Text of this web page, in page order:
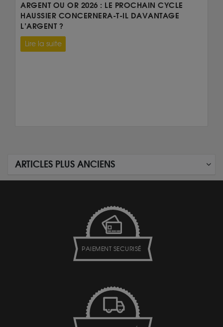
ARGENT OU OR 2026 : LE PROCHAIN CYCLE
HAUSSIER CONCERNERA-T-IL DAVANTAGE
L’ARGENT ?
Lire la suite
ARTICLES PLUS ANCIENS
PAIEMENT SECURISÉ